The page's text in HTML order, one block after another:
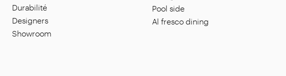
Durabilité
Designers
Showroom
Pool side
Al fresco dining